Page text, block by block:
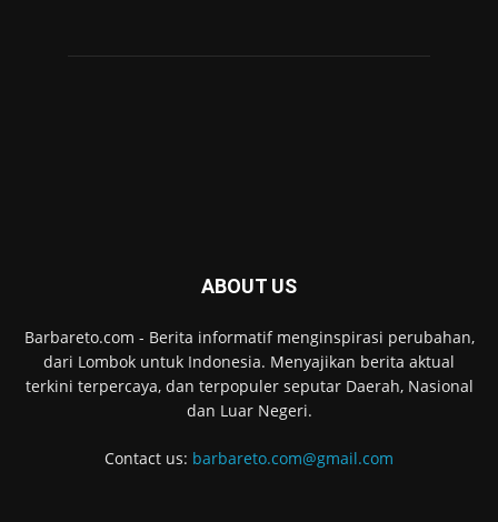
ABOUT US
Barbareto.com - Berita informatif menginspirasi perubahan,
dari Lombok untuk Indonesia. Menyajikan berita aktual
terkini terpercaya, dan terpopuler seputar Daerah, Nasional
dan Luar Negeri.
Contact us: barbareto.com@gmail.com